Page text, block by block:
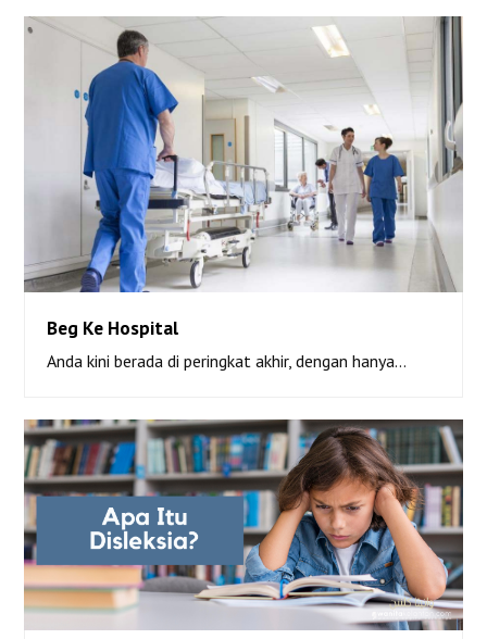
Beg Ke Hospital
Beg Ke Hospital
Anda kini berada di peringkat akhir, dengan hanya…